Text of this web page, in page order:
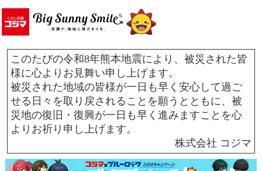
このたびの令和8年熊本地震により、被災された皆
様に心よりお見舞い申し上げます。
被災された地域の皆様が一日も早く安心して過ご
せる日々を取り戻されることを願うとともに、被
災地の復旧・復興が一日も早く進みますことを心
よりお祈り申し上げます。
株式会社 コジマ